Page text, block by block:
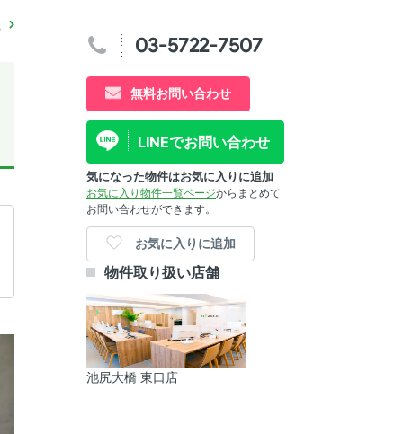
03-5722-7507
無料お問い合わせ
LINEでお問い合わせ
気になった物件はお気に入りに追加
お気に入り物件一覧ページからまとめて
お問い合わせができます。
お気に入りに追加
物件取り扱い店舗
池尻大橋 東口店